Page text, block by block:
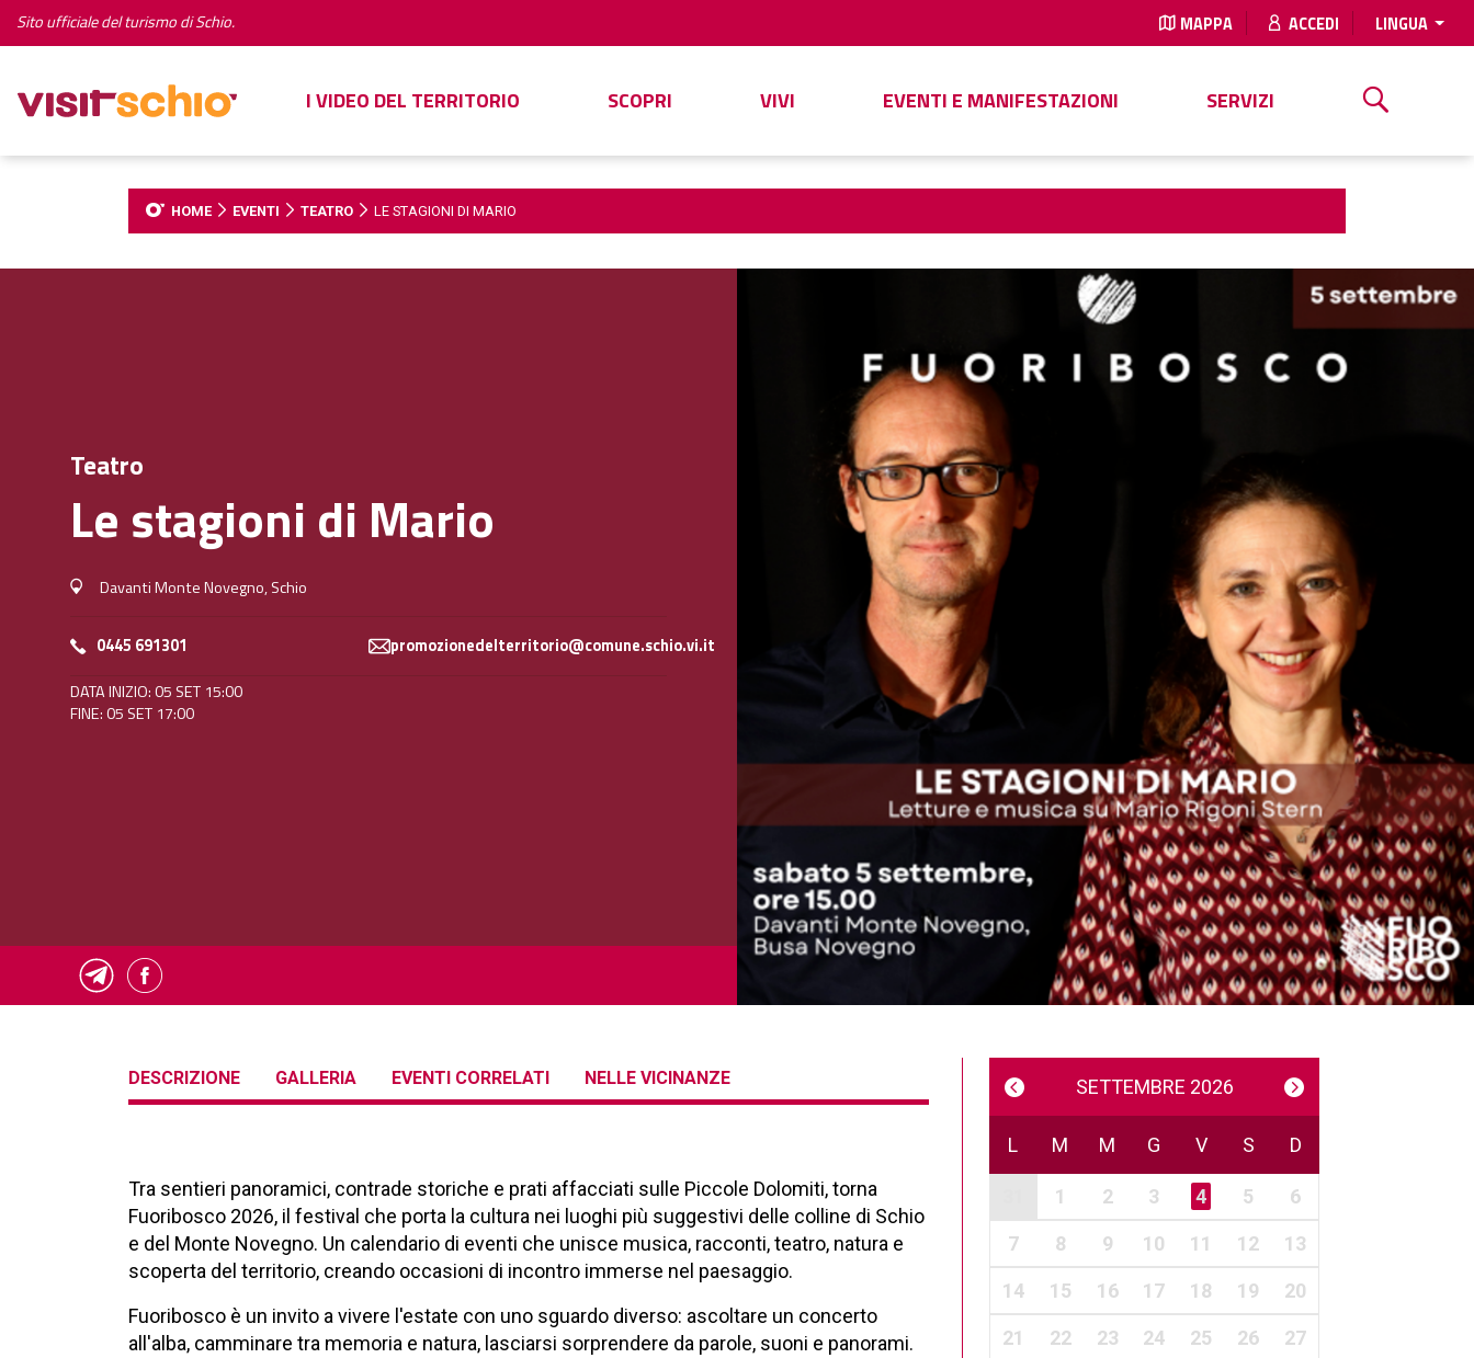
Sito ufficiale del turismo di Schio. MAPPA ACCEDI LINGUA
I VIDEO DEL TERRITORIO SCOPRI VIVI EVENTI E MANIFESTAZIONI SERVIZI
HOME EVENTI TEATRO LE STAGIONI DI MARIO
Teatro
Le stagioni di Mario
Davanti Monte Novegno, Schio
0445 691301
promozionedelterritorio@comune.schio.vi.it
DATA INIZIO: 05 SET 15:00
FINE: 05 SET 17:00
DESCRIZIONE GALLERIA EVENTI CORRELATI NELLE VICINANZE
Tra sentieri panoramici, contrade storiche e prati affacciati sulle Piccole Dolomiti, torna
Fuoribosco 2026, il festival che porta la cultura nei luoghi più suggestivi delle colline di Schio
e del Monte Novegno. Un calendario di eventi che unisce musica, racconti, teatro, natura e
scoperta del territorio, creando occasioni di incontro immerse nel paesaggio.
Fuoribosco è un invito a vivere l'estate con uno sguardo diverso: ascoltare un concerto
all'alba, camminare tra memoria e natura, lasciarsi sorprendere da parole, suoni e panorami.
SETTEMBRE 2026
L M M G V S D
1 2 3 4 5 6
7 8 9 10 11 12 13
14 15 16 17 18 19 20
21 22 23 24 25 26 27